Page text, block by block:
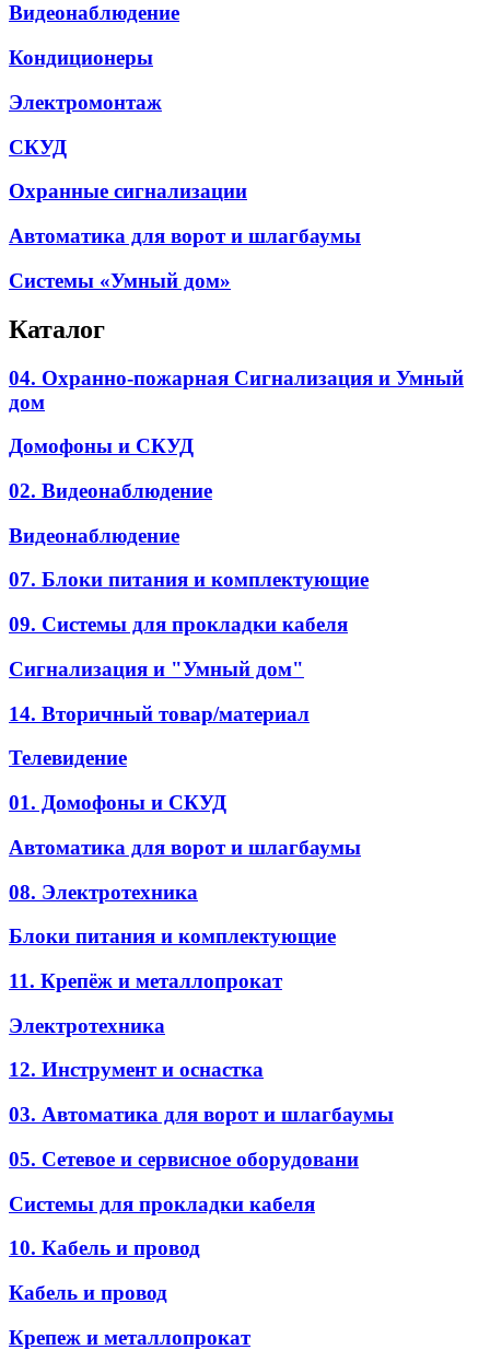
Видеонаблюдение
Кондиционеры
Электромонтаж
СКУД
Охранные сигнализации
Автоматика для ворот и шлагбаумы
Системы «Умный дом»
Каталог
04. Охранно-пожарная Сигнализация и Умный
дом
Домофоны и СКУД
02. Видеонаблюдение
Видеонаблюдение
07. Блоки питания и комплектующие
09. Системы для прокладки кабеля
Сигнализация и "Умный дом"
14. Вторичный товар/материал
Телевидение
01. Домофоны и СКУД
Автоматика для ворот и шлагбаумы
08. Электротехника
Блоки питания и комплектующие
11. Крепёж и металлопрокат
Электротехника
12. Инструмент и оснастка
03. Автоматика для ворот и шлагбаумы
05. Сетевое и сервисное оборудовани
Системы для прокладки кабеля
10. Кабель и провод
Кабель и провод
Крепеж и металлопрокат